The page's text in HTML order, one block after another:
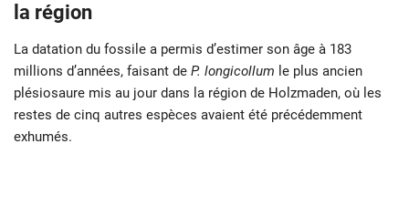
la région
La datation du fossile a permis d’estimer son âge à 183
millions d’années, faisant de P. longicollum le plus ancien
plésiosaure mis au jour dans la région de Holzmaden, où les
restes de cinq autres espèces avaient été précédemment
exhumés.